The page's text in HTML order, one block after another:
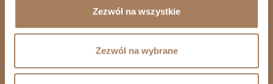
Zezwól na wszystkie
Zezwól na wybrane